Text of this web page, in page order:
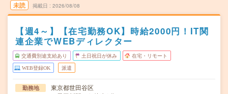
未読 掲載日 2026/08/08
【週4～】【在宅勤務OK】時給2000円！IT関
連企業でWEBディレクター
交通費別途支給あり 土日祝日が休み 在宅・リモート
WEB登録OK 派遣
勤務地
東京都世田谷区